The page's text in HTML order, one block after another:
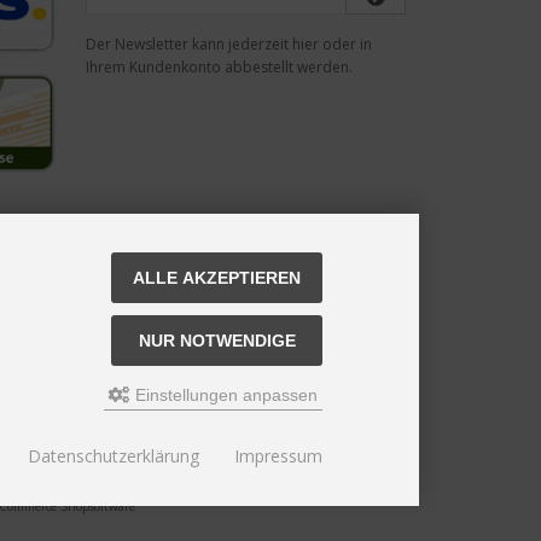
Der Newsletter kann jederzeit hier oder in
Ihrem Kundenkonto abbestellt werden.
Shopsoftware
ALLE AKZEPTIEREN
NUR NOTWENDIGE
Einstellungen anpassen
Datenschutzerklärung Impressum